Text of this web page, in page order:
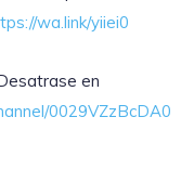
wa.link/yiiei0
en
0029VZzBcDA0